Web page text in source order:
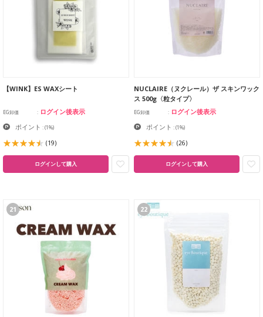
【WINK】ES WAXシート
EG卸価 ログイン後表示
ポイント :(1%)
(19)
ログインして購入
NUCLAIRE（ヌクレール）ザ スキンワック
ス 500g〈粒タイプ〉
EG卸価 ログイン後表示
ポイント :(1%)
(26)
ログインして購入
21 22